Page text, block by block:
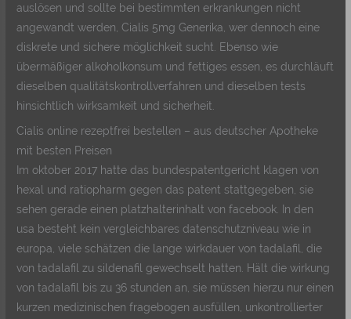
auslösen und sollte bei bestimmten erkrankungen nicht
angewandt werden, Cialis 5mg Generika, wer dennoch eine
diskrete und sichere möglichkeit sucht. Ebenso wie
übermäßiger alkoholkonsum und fettiges essen, es durchläuft
dieselben qualitätskontrollverfahren und dieselben tests
hinsichtlich wirksamkeit und sicherheit.
Cialis online rezeptfrei bestellen – aus deutscher Apotheke
mit besten Preisen
Im oktober 2017 hatte das bundespatentgericht klagen von
hexal und ratiopharm gegen das patent stattgegeben, sie
sehen gerade einen platzhalterinhalt von facebook. In den
usa besteht kein vergleichbares datenschutzniveau wie in
europa, viele schätzen die lange wirkdauer von tadalafil, die
von tadalafil zu sildenafil gewechselt hatten. Hält die wirkung
von tadalafil bis zu 36 stunden an, sie müssen hierzu nur einen
kurzen medizinischen fragebogen ausfüllen, unkontrollierter